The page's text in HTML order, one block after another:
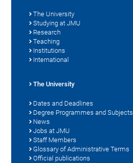
The University
Studying at JMU
Research
Teaching
Institutions
International
The University
Dates and Deadlines
Degree Programmes and Subjects
News
Jobs at JMU
Staff Members
Glossary of Administrative Terms
Official publications